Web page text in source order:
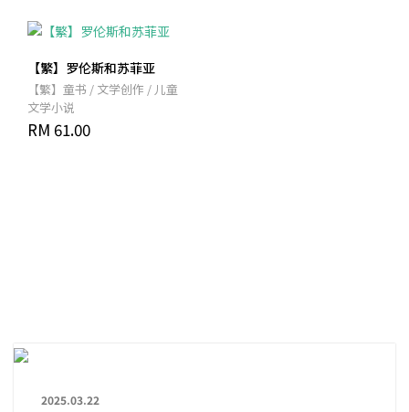
【繁】罗伦斯和苏菲亚
【繁】童书 / 文学创作 / 儿童
文学小说
RM 61.00
2025.03.22